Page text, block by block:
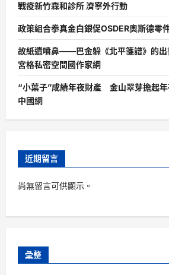
戰疫新竹森和診所 濟寧外行動
政策組合拳真金白銀促OSDER奧斯德零
故紙遺噴鼻——巴金躲《北平箋譜》的出
宮格私密空間國作家網
“小葉子”成績年夜財產 金山翠芽擔起年
中國網
近期留言
尚無留言可供顯示。
彙整